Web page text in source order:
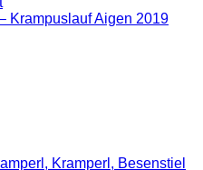
Krampuslauf Aigen 2019